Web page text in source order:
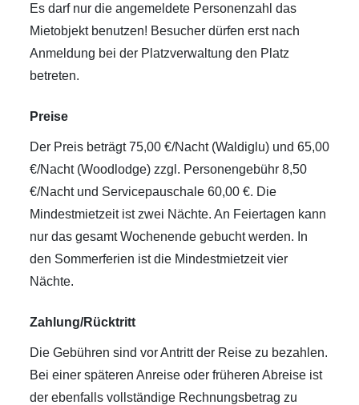
Es darf nur die angemeldete Personenzahl das
Mietobjekt benutzen! Besucher dürfen erst nach
Anmeldung bei der Platzverwaltung den Platz
betreten.
Preise
Der Preis beträgt 75,00 €/Nacht (Waldiglu) und 65,00
€/Nacht (Woodlodge) zzgl. Personengebühr 8,50
€/Nacht und Servicepauschale 60,00 €. Die
Mindestmietzeit ist zwei Nächte. An Feiertagen kann
nur das gesamt Wochenende gebucht werden. In
den Sommerferien ist die Mindestmietzeit vier
Nächte.
Zahlung/Rücktritt
Die Gebühren sind vor Antritt der Reise zu bezahlen.
Bei einer späteren Anreise oder früheren Abreise ist
der ebenfalls vollständige Rechnungsbetrag zu